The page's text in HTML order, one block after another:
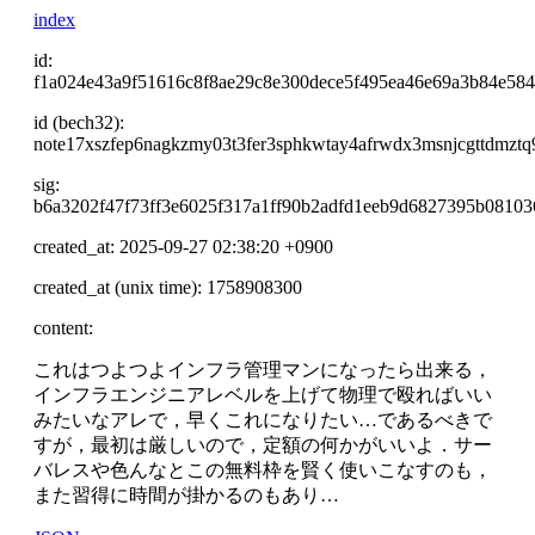
index
id:
id (bech32):
sig:
created_at: 2025-09-27 02:38:20 +0900
created_at (unix time): 1758908300
content:
これはつよつよインフラ管理マンになったら出来る，
インフラエンジニアレベルを上げて物理で殴ればいい
みたいなアレで，早くこれになりたい…であるべきで
すが，最初は厳しいので，定額の何かがいいよ．サー
バレスや色んなとこの無料枠を賢く使いこなすのも，
また習得に時間が掛かるのもあり…